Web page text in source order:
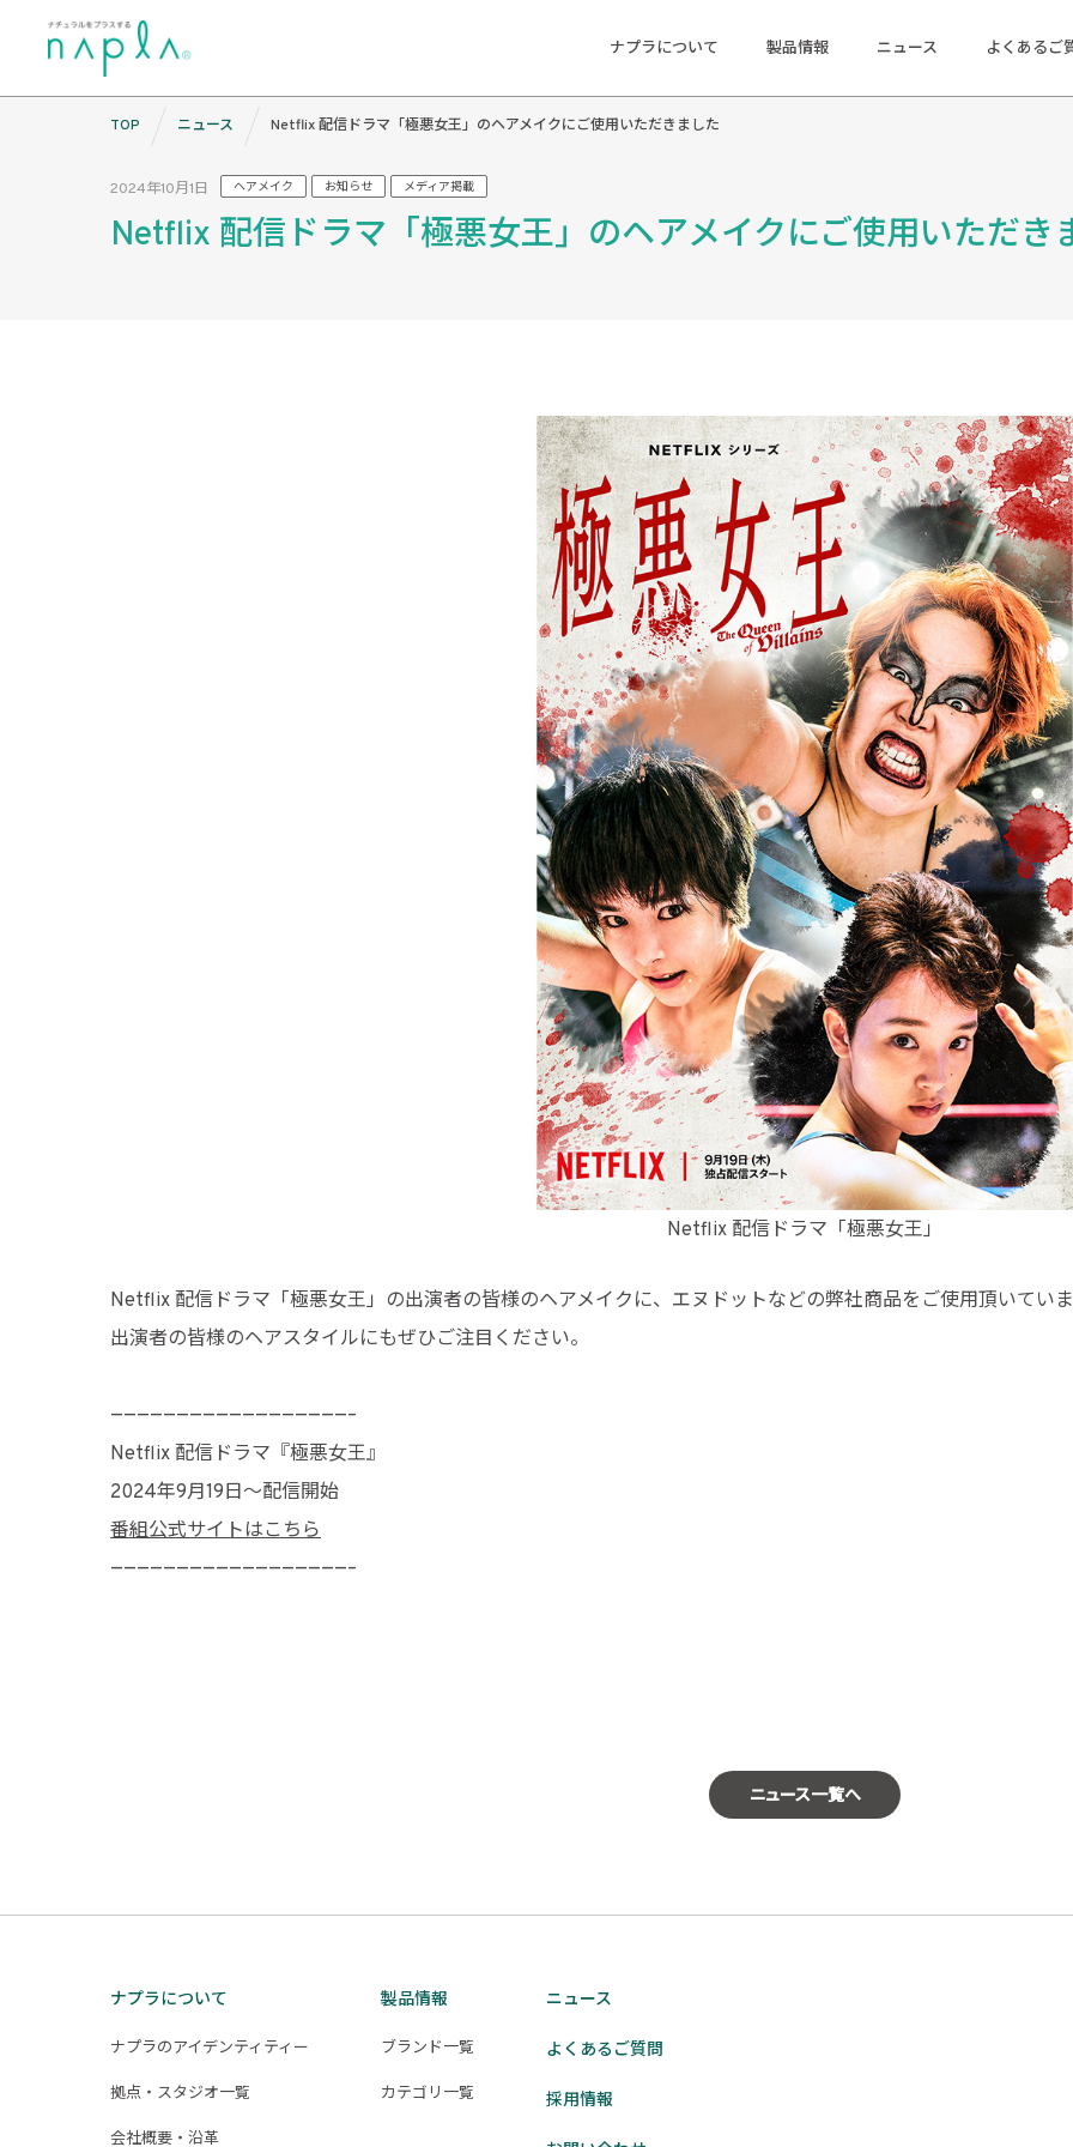
ナプラについて 製品情報 ニュース よくあるご
2024年10月1日 ヘアメイク お知らせ メディア掲載
Netflix 配信ドラマ「極悪女王」のヘアメイクにご使用いただき
Netflix 配信ドラマ「極悪女王」
Netflix 配信ドラマ「極悪女王」の出演者の皆様のヘアメイクに、エヌドットなどの弊社商品をご使用頂いてい
出演者の皆様のヘアスタイルにもぜひご注目ください。
——————————————————–
Netflix 配信ドラマ『極悪女王』
2024年9月19日〜配信開始
番組公式サイトはこちら
——————————————————–
ニュース一覧へ
TOP ニュース Netflix 配信ドラマ「極悪女王」のヘアメイクにご使用いただきました
ナプラについて
ナプラのアイデンティティー
拠点・スタジオ一覧
会社概要・沿革
製品情報
ブランド一覧
カテゴリ一覧
ニュース
よくあるご質問
採用情報